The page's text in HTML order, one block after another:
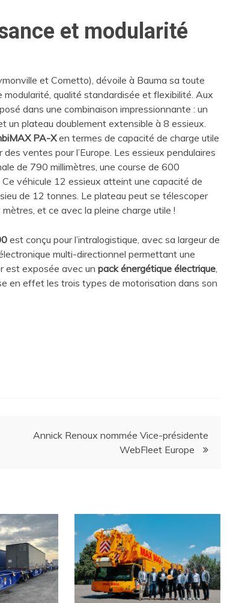
et modularité
et Cometto), dévoile à Bauma sa toute
modularité, qualité standardisée et flexibilité. Aux
dans une combinaison impressionnante : un
un plateau doublement extensible à 8 essieux.
PA-Xen termes de capacité de charge utile
ventes pour l’Europe. Les essieux pendulaires
de 790 millimètres, une course de 600
véhicule 12 essieux atteint une capacité de
de 12 tonnes. Le plateau peut se télescoper
et ce avec la pleine charge utile !
est conçu pour l’intralogistique, avec sa largeur de
multi-directionnel permettant une
est exposée avec un pack énergétique électrique,
en effet les trois types de motorisation dans son
Annick Renoux nommée Vice-présidente
WebFleet Europe